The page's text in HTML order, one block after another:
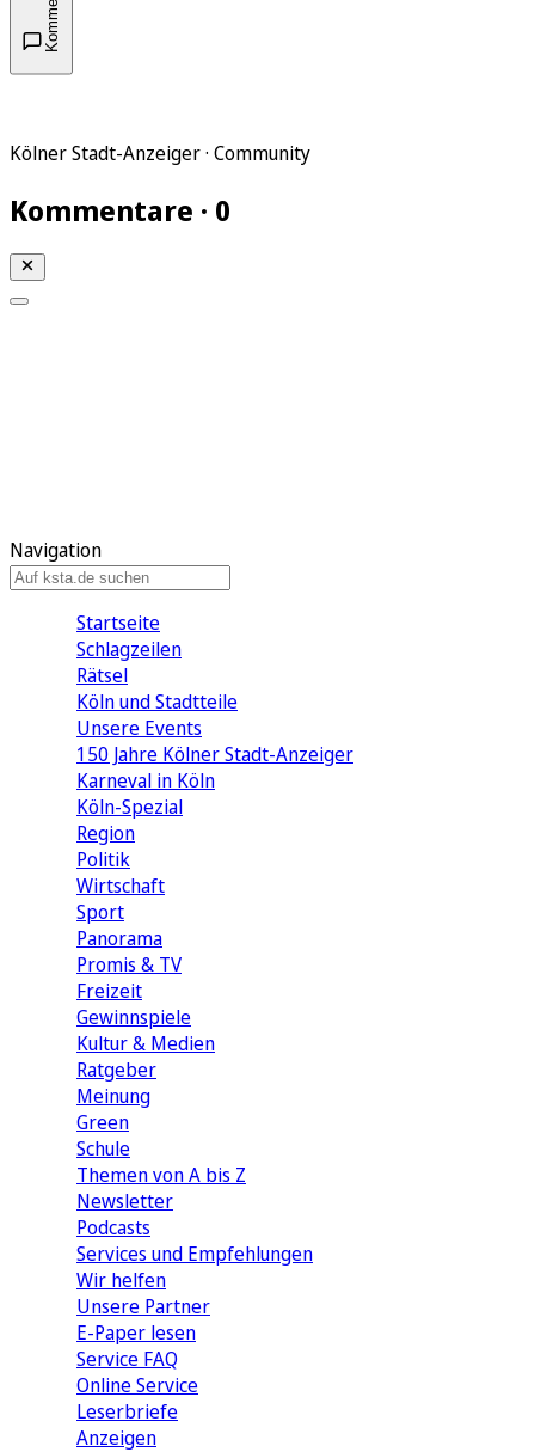
Kölner Stadt-Anzeiger · Community
Kommentare · 0
Navigation
Startseite
Schlagzeilen
Rätsel
Köln und Stadtteile
Unsere Events
150 Jahre Kölner Stadt-Anzeiger
Karneval in Köln
Köln-Spezial
Region
Politik
Wirtschaft
Sport
Panorama
Promis & TV
Freizeit
Gewinnspiele
Kultur & Medien
Ratgeber
Meinung
Green
Schule
Themen von A bis Z
Newsletter
Podcasts
Services und Empfehlungen
Wir helfen
Unsere Partner
E-Paper lesen
Service FAQ
Online Service
Leserbriefe
Anzeigen